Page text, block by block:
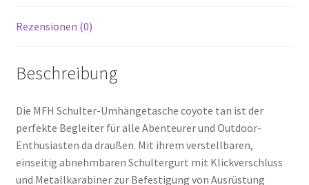
Rezensionen (0)
Beschreibung
Die MFH Schulter-Umhängetasche coyote tan ist der
perfekte Begleiter für alle Abenteurer und Outdoor-
Enthusiasten da draußen. Mit ihrem verstellbaren,
einseitig abnehmbaren Schultergurt mit Klickverschluss
und Metallkarabiner zur Befestigung von Ausrüstung